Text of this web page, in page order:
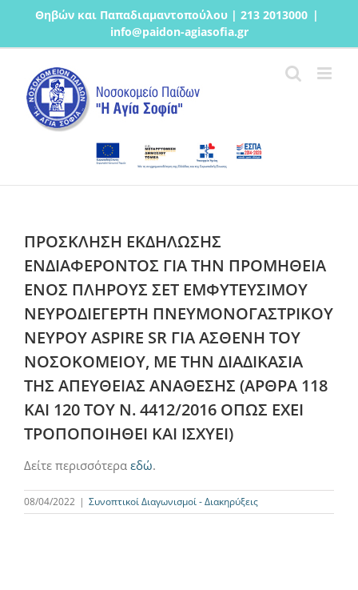
Μετάβαση
περιεχόμενο
Θηβών και Παπαδιαμαντοπούλου | 213 2013000 |
info@paidon-agiasofia.gr
ΠΡΟΣΚΛΗΣΗ ΕΚΔΗΛΩΣΗΣ
ΕΝΔΙΑΦΕΡΟΝΤΟΣ ΓΙΑ ΤΗΝ ΠΡΟΜHΘΕΙΑ
ΕΝΟΣ ΠΛHΡΟΥΣ ΣΕΤ ΕΜΦΥΤΕYΣΙΜΟΥ
ΝΕΥΡΟΔΙΕΓEΡΤΗ ΠΝΕΥΜΟΝΟΓΑΣΤΡΙΚΟY
ΝΕYΡΟΥ ASPIRE SR ΓΙΑ ΑΣΘΕΝΗ ΤΟΥ
ΝΟΣΟΚΟΜΕΙΟΥ, ΜΕ ΤΗΝ ΔΙΑΔΙΚΑΣΙΑ
ΤΗΣ ΑΠΕΥΘΕΙΑΣ ΑΝΑΘΕΣΗΣ (ΑΡΘΡΑ 118
ΚΑΙ 120 ΤΟΥ Ν. 4412/2016 ΟΠΩΣ ΕΧΕΙ
ΤΡΟΠΟΠΟΙΗΘΕΙ ΚΑΙ ΙΣΧΥΕΙ)
Δείτε περισσότερα εδώ.
08/04/2022 | Συνοπτικοί Διαγωνισμοί - Διακηρύξεις